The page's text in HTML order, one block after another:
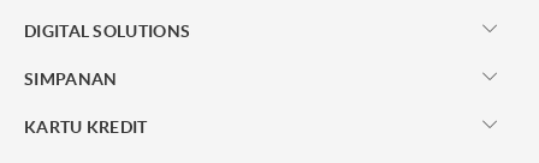
DIGITAL SOLUTIONS
SIMPANAN
KARTU KREDIT